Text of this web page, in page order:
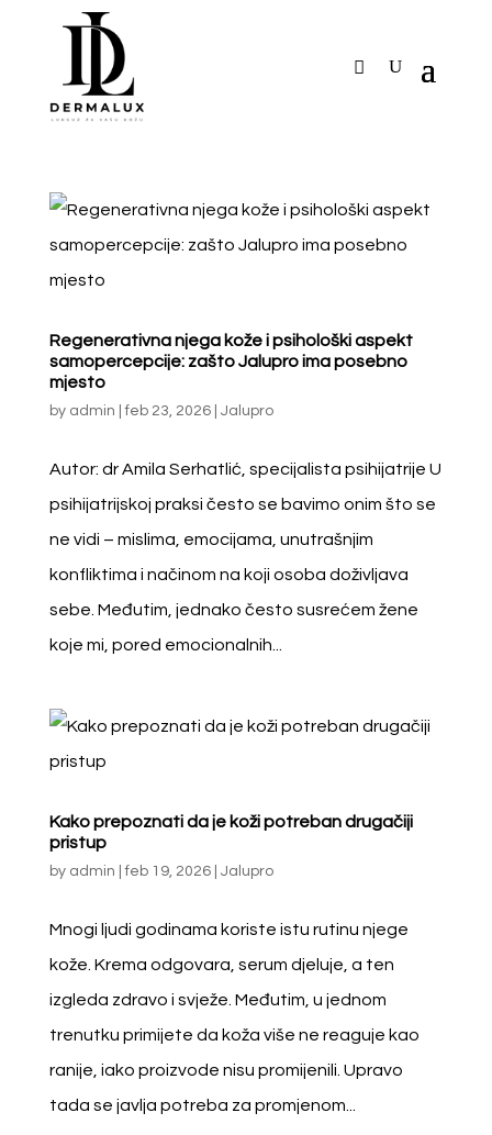
Regenerativna njega kože i psihološki aspekt
samopercepcije: zašto Jalupro ima posebno
mjesto
by admin |feb 23, 2026| Jalupro
Autor: dr Amila Serhatlić, specijalista psihijatrije U
psihijatrijskoj praksi često se bavimo onim što se
ne vidi – mislima, emocijama, unutrašnjim
konfliktima i načinom na koji osoba doživljava
sebe. Međutim, jednako često susrećem žene
koje mi, pored emocionalnih...
Kako prepoznati da je koži potreban drugačiji
pristup
by admin |feb 19, 2026| Jalupro
Mnogi ljudi godinama koriste istu rutinu njege
kože. Krema odgovara, serum djeluje, a ten
izgleda zdravo i svježe. Međutim, u jednom
trenutku primijete da koža više ne reaguje kao
ranije, iako proizvode nisu promijenili. Upravo
tada se javlja potreba za promjenom...